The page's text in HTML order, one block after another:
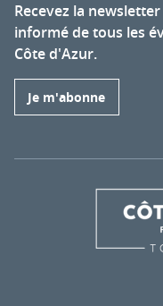
Recevez la
informé de tous les
Côte d'Azur.
Je m'abonne